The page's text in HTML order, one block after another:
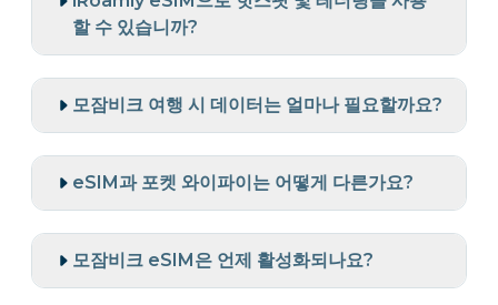
할 수 있습니까?
모잠비크 여행 시 데이터는 얼마나 필요할까요?
eSIM과 포켓 와이파이는 어떻게 다른가요?
모잠비크 eSIM은 언제 활성화되나요?